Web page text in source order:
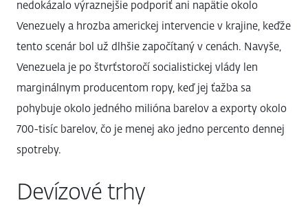
nedokázalo výraznejšie podporiť ani napätie okolo
Venezuely a hrozba americkej intervencie v krajine, keďže
tento scenár bol už dlhšie započítaný v cenách. Navyše,
Venezuela je po štvrťstoročí socialistickej vlády len
marginálnym producentom ropy, keď jej ťažba sa
pohybuje okolo jedného milióna barelov a exporty okolo
700-tisíc barelov, čo je menej ako jedno percento dennej
spotreby.
Devízové trhy